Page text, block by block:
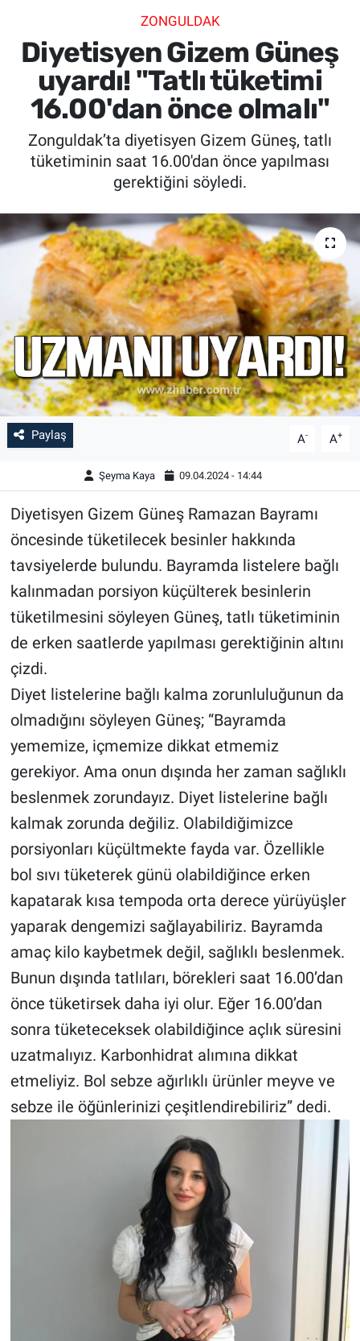
ZONGULDAK
Diyetisyen Gizem Güneş
uyardı! "Tatlı tüketimi
16.00'dan önce olmalı"
Zonguldak’ta diyetisyen Gizem Güneş, tatlı
tüketiminin saat 16.00'dan önce yapılması
gerektiğini söyledi.
Paylaş A- A+
Şeyma Kaya 09.04.2024 - 14:44
Diyetisyen Gizem Güneş Ramazan Bayramı
öncesinde tüketilecek besinler hakkında
tavsiyelerde bulundu. Bayramda listelere bağlı
kalınmadan porsiyon küçülterek besinlerin
tüketilmesini söyleyen Güneş, tatlı tüketiminin
de erken saatlerde yapılması gerektiğinin altını
çizdi.
Diyet listelerine bağlı kalma zorunluluğunun da
olmadığını söyleyen Güneş; “Bayramda
yememize, içmemize dikkat etmemiz
gerekiyor. Ama onun dışında her zaman sağlıklı
beslenmek zorundayız. Diyet listelerine bağlı
kalmak zorunda değiliz. Olabildiğimizce
porsiyonları küçültmekte fayda var. Özellikle
bol sıvı tüketerek günü olabildiğince erken
kapatarak kısa tempoda orta derece yürüyüşler
yaparak dengemizi sağlayabiliriz. Bayramda
amaç kilo kaybetmek değil, sağlıklı beslenmek.
Bunun dışında tatlıları, börekleri saat 16.00’dan
önce tüketirsek daha iyi olur. Eğer 16.00’dan
sonra tüketeceksek olabildiğince açlık süresini
uzatmalıyız. Karbonhidrat alımına dikkat
etmeliyiz. Bol sebze ağırlıklı ürünler meyve ve
sebze ile öğünlerinizi çeşitlendirebiliriz” dedi.
SPOR
SAĞLIK